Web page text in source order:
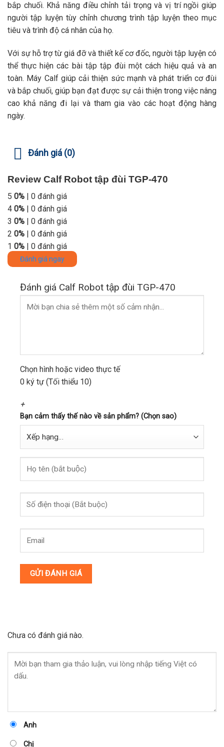
bắp chuối. Khả năng điều chỉnh tải trọng và vị trí ngồi giúp
người tập luyện tùy chỉnh chương trình tập luyện theo mục
tiêu và trình độ cá nhân của họ.
Với sự hỗ trợ từ giá đỡ và thiết kế cơ đốc, người tập luyện có
thể thực hiện các bài tập tập đùi một cách hiệu quả và an
toàn. Máy Calf giúp cải thiện sức mạnh và phát triển cơ đùi
và bắp chuối, giúp bạn đạt được sự cải thiện trong việc nâng
cao khả năng đi lại và tham gia vào các hoạt động hàng
ngày.
Đánh giá (0)
Review Calf Robot tập đùi TGP-470
5 0% | 0 đánh giá
4 0% | 0 đánh giá
3 0% | 0 đánh giá
2 0% | 0 đánh giá
1 0% | 0 đánh giá
Đánh giá ngay
Đánh giá Calf Robot tập đùi TGP-470
Chọn hình hoặc video thực tế
0 ký tự (Tối thiểu 10)
+
Bạn cảm thấy thế nào về sản phẩm? (Chọn sao)
Chưa có đánh giá nào.
Anh
Chị